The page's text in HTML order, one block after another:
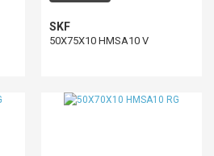
SKF
50X75X10 HMSA10 V